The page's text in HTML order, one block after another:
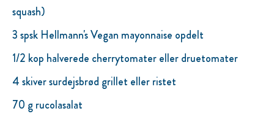
squash)
3 spsk Hellmann's Vegan mayonnaise opdelt
1/2 kop halverede cherrytomater eller druetomater
4 skiver surdejsbrød grillet eller ristet
70 g rucolasalat